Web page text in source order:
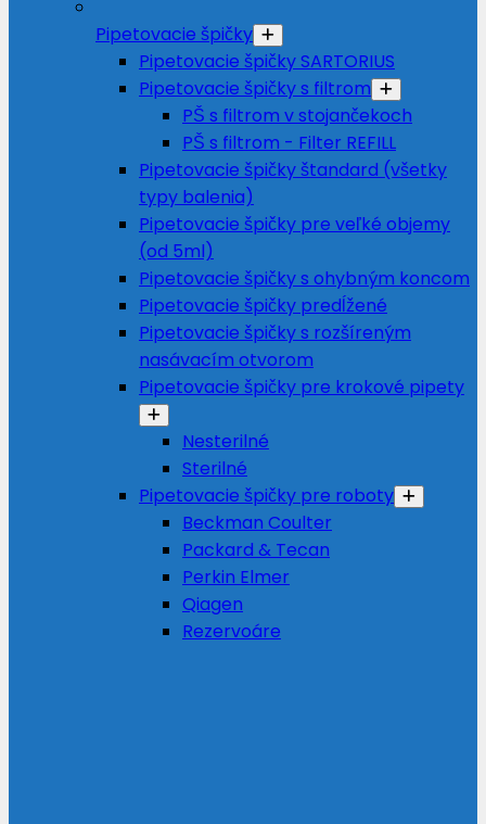
Pipetovacie špičky
Pipetovacie špičky SARTORIUS
Pipetovacie špičky s filtrom
PŠ s filtrom v stojančekoch
PŠ s filtrom - Filter REFILL
Pipetovacie špičky štandard (všetky
typy balenia)
Pipetovacie špičky pre veľké objemy
(od 5ml)
Pipetovacie špičky s ohybným koncom
Pipetovacie špičky predĺžené
Pipetovacie špičky s rozšíreným
nasávacím otvorom
Pipetovacie špičky pre krokové pipety
Nesterilné
Sterilné
Pipetovacie špičky pre roboty
Beckman Coulter
Packard & Tecan
Perkin Elmer
Qiagen
Rezervoáre